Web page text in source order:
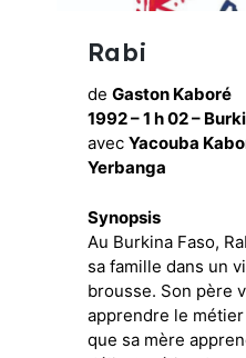
Rabi
de Gaston Kaboré
1992 – 1 h 02 –
avec Yacouba
Yerbanga
Synopsis
Au Burkina Faso,
sa famille dans un
brousse. Son père
apprendre le
que sa mère